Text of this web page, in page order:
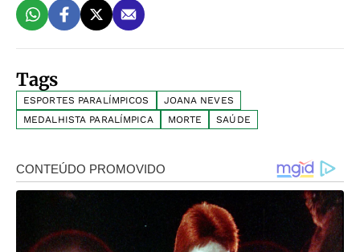
Tags
ESPORTES PARALÍMPICOS
JOANA NEVES
MEDALHISTA PARALÍMPICA
MORTE SAÚDE